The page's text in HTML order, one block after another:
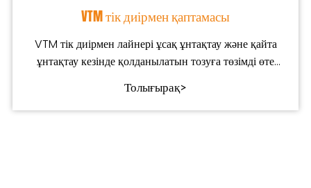
VTM тік диірмен қаптамасы
VTM тік диірмен лайнері ұсақ ұнтақтау және қайта
ұнтақтау кезінде қолданылатын тозуға төзімді өте
Толығырақ>